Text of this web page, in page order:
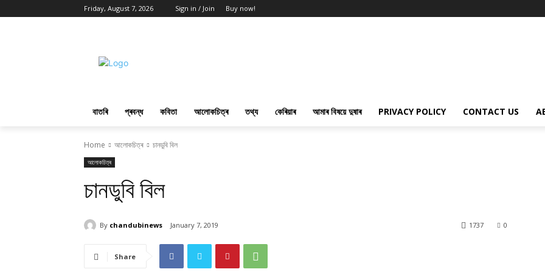
Friday, August 7, 2026 Sign in / Join Buy now!
বাতৰি প্ৰবন্ধ কবিতা আলোকচিত্ৰ তথ্য কেৰিয়াৰ আমাৰ বিষয়ে দুষাৰ PRIVACY POLICY CONTACT US
Home আলোকচিত্ৰ চানডুবি বিল
আলোকচিত্ৰ
চানডুবি বিল
By chandubinews January 7, 2019 0
1737
Share